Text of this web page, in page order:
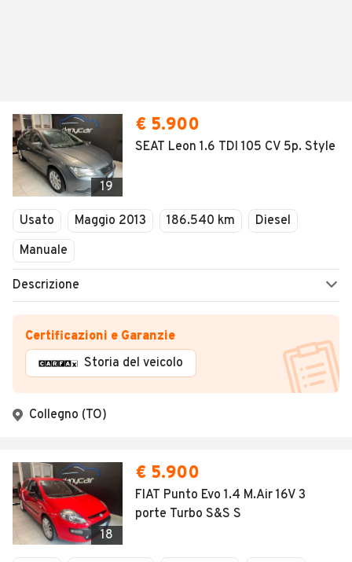
19
€ 5.900
SEAT Leon 1.6 TDI 105 CV 5p. Style
Usato Maggio 2013 186.540 km
Diesel
Manuale
Descrizione
Certificazioni e Garanzie
Storia del veicolo
Collegno (TO)
18
€ 5.900
FIAT Punto Evo 1.4 M.Air 16V 3
porte Turbo S&S S